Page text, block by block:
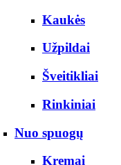
Kaukės
Užpildai
Šveitikliai
Rinkiniai
Nuo spuogų
Kremai